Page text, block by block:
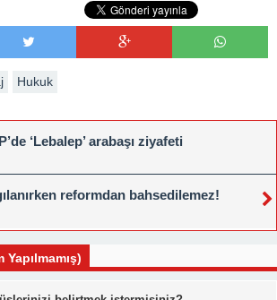
Hukuk
‘Lebalep’ arabaşı ziyafeti
reformdan bahsedilemez!